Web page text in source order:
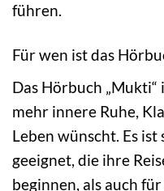
führen.
Für wen ist das
Das Hörbuch
mehr innere Ruhe,
Leben wünscht. Es
geeignet, die ihre
beginnen, als auch